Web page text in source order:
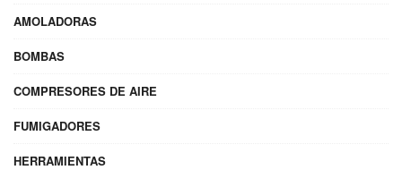
AMOLADORAS
BOMBAS
COMPRESORES DE AIRE
FUMIGADORES
HERRAMIENTAS